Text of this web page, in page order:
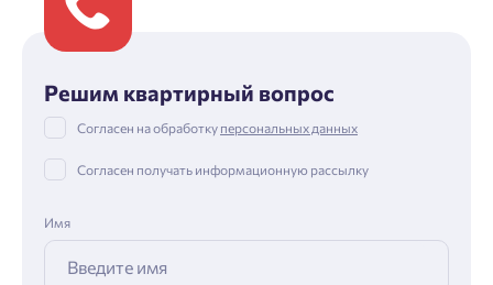
Решим квартирный вопрос
Согласен на обработку персональных данных
Согласен получать информационную рассылку
Имя